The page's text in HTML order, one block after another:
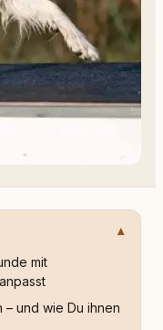
mit
und wie Du ihnen